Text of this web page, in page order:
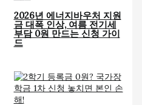
2026년 에너지바우처 지원
금 대폭 인상, 여름 전기세
부담 0원 만드는 신청 가이
드